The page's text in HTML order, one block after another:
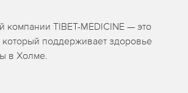
TIBET-MEDICINE — это
поддерживает здоровье
в Холме.